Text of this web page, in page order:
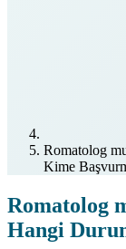
Romatolog
Kime
Romatolog
Hangi